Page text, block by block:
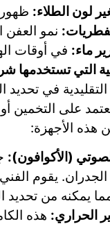
لون الطلاء:
نمو
ماء: في أوقات
التي
في تحديد
الأجهزة:
(الأكوافون):
يقوم
يمكنه من تحديد
الحراري: هذه